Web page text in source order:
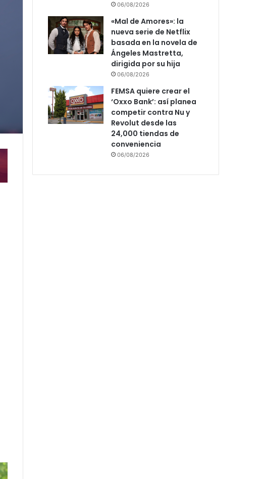
06/08/2026
«Mal de Amores»: la
nueva serie de Netflix
basada en la novela de
Ángeles Mastretta,
dirigida por su hija
06/08/2026
FEMSA quiere crear el
‘Oxxo Bank’: así planea
competir contra Nu y
Revolut desde las
24,000 tiendas de
conveniencia
06/08/2026